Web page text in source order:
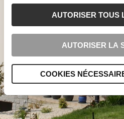
AUTORISER TOUS
AUTORISER LA
COOKIES